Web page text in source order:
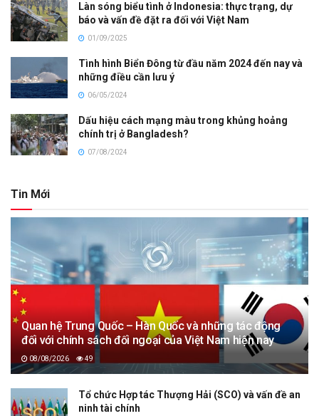
Làn sóng biểu tình ở Indonesia: thực trạng, dự
báo và vấn đề đặt ra đối với Việt Nam
01/09/2025
Tình hình Biển Đông từ đầu năm 2024 đến nay và
những điều cần lưu ý
06/05/2024
Dấu hiệu cách mạng màu trong khủng hoảng
chính trị ở Bangladesh?
07/08/2024
Tin Mới
Quan hệ Trung Quốc – Hàn Quốc và những tác động
đối với chính sách đối ngoại của Việt Nam hiện nay
08/08/2026 49
Tổ chức Hợp tác Thượng Hải (SCO) và vấn đề an
ninh tài chính